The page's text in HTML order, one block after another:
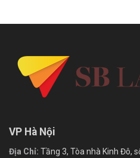
VP Hà Nội
Địa Chỉ: Tầng 3, Tòa nhà Kinh Đô,